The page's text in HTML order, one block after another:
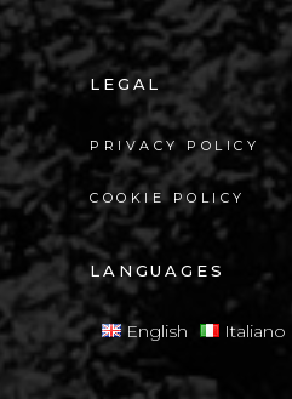
LEGAL
PRIVACY POLICY
COOKIE POLICY
LANGUAGES
English Italiano